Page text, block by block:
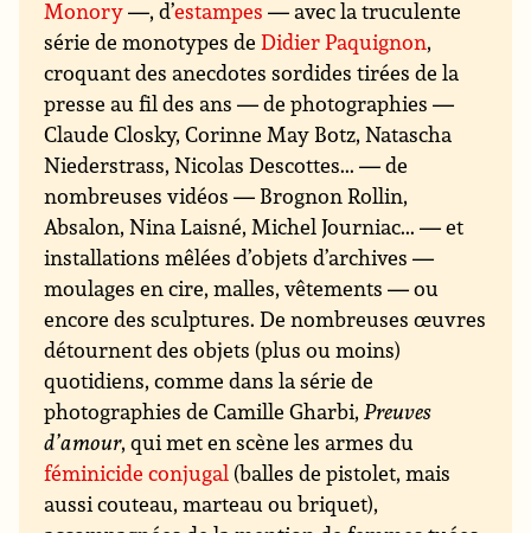
Monory—, d’estampes — avec la truculente
série de monotypes deDidier Paquignon,
croquant des anecdotes sordides tirées de la
presse au fil des ans — de photographies —
Claude Closky, Corinne May Botz, Natascha
Niederstrass, Nicolas Descottes... — de
nombreuses vidéos — Brognon Rollin,
Absalon, Nina Laisné, Michel Journiac... — et
installations mêlées d’objets d’archives —
moulages en cire, malles, vêtements — ou
encore des sculptures. De nombreuses œuvres
détournent des objets (plus ou moins)
quotidiens, comme dans la série de
photographies de Camille Gharbi,Preuves
d’amour, qui met en scène les armes du
féminicide conjugal (balles de pistolet, mais
aussi couteau, marteau ou briquet),